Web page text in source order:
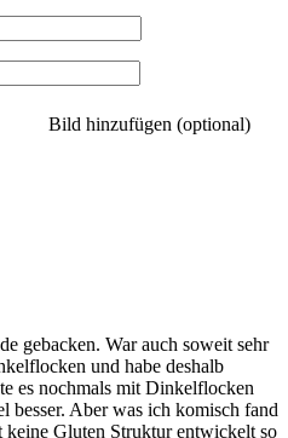
Bild hinzufügen (optional)
gebacken. War auch soweit sehr
und habe deshalb
es nochmals mit Dinkelflocken
besser. Aber was ich komisch fand
Gluten Struktur entwickelt so